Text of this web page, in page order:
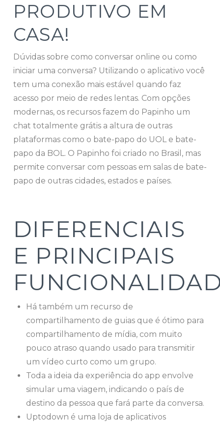
PRODUTIVO EM
CASA!
Dúvidas sobre como conversar online ou como
iniciar uma conversa? Utilizando o aplicativo você
tem uma conexão mais estável quando faz
acesso por meio de redes lentas. Com opções
modernas, os recursos fazem do Papinho um
chat totalmente grátis a altura de outras
plataformas como o bate-papo do UOL e bate-
papo da BOL. O Papinho foi criado no Brasil, mas
permite conversar com pessoas em salas de bate-
papo de outras cidades, estados e países.
DIFERENCIAIS
E PRINCIPAIS
Há também um recurso de
compartilhamento de guias que é ótimo para
compartilhamento de mídia, com muito
pouco atraso quando usado para transmitir
um vídeo curto como um grupo.
Toda a ideia da experiência do app envolve
simular uma viagem, indicando o país de
destino da pessoa que fará parte da conversa.
Uptodown é uma loja de aplicativos